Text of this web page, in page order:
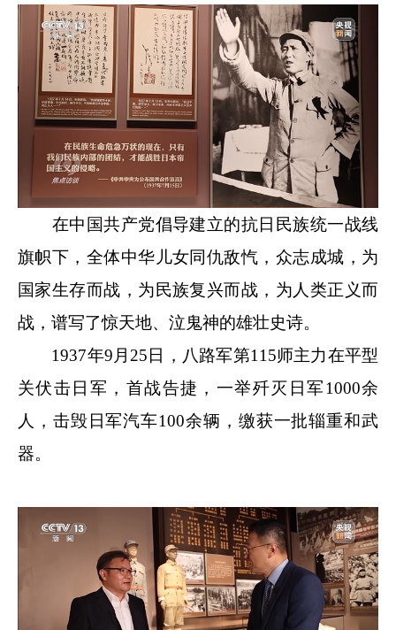
在中国共产党倡导建立的抗日民族统一战线
旗帜下，全体中华儿女同仇敌忾，众志成城，为
国家生存而战，为民族复兴而战，为人类正义而
战，谱写了惊天地、泣鬼神的雄壮史诗。
1937年9月25日，八路军第115师主力在平型
关伏击日军，首战告捷，一举歼灭日军1000余
人，击毁日军汽车100余辆，缴获一批辎重和武
器。